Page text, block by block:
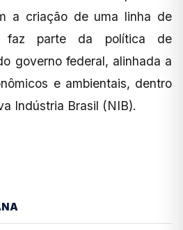
a criação de uma linha de
faz parte da política de
governo federal, alinhada a
e ambientais, dentro
Indústria Brasil (NIB).